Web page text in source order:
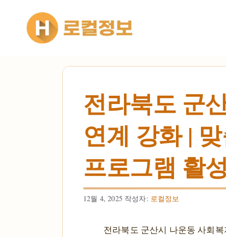
건너뛰기
전라북도 군
연계 강화 |
프로그램 활
12월 4, 2025 작성자: 로컬정보
전라북도 군산시 나운동 사회